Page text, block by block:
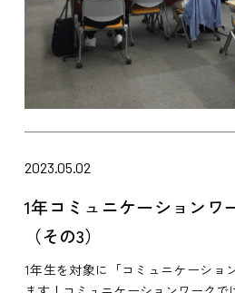
2023.05.02
1年コミュニケーションワ
（その3）
1年生を対象に「コミュニケーショ